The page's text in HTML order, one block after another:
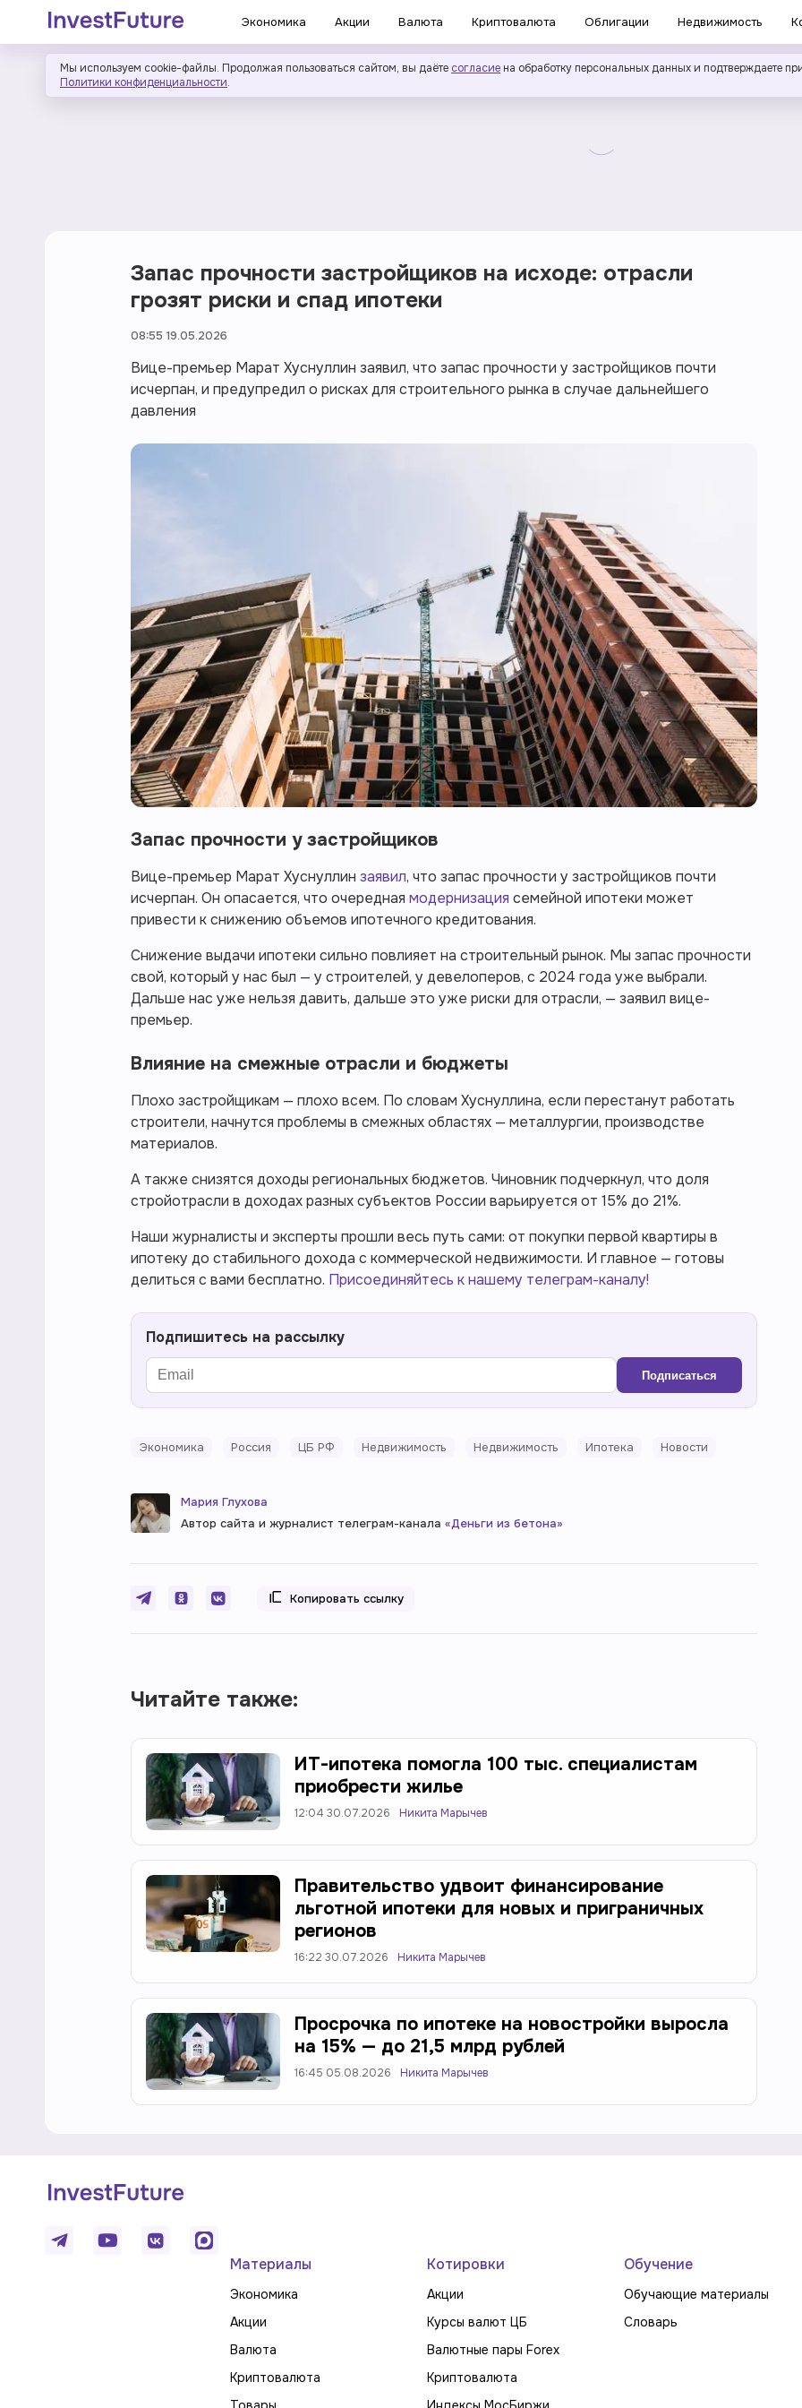
Экономика Акции Валюта Криптовалюта Облигации Недвижимость
Мы используем cookie-файлы. Продолжая пользоваться сайтом, вы даёте согласие на обработку персональных данных и подтверждаете
Политики конфиденциальности.
Запас прочности застройщиков на исходе: отрасли
грозят риски и спад ипотеки
08:55 19.05.2026
Вице-премьер Марат Хуснуллин заявил, что запас прочности у застройщиков почти
исчерпан, и предупредил о рисках для строительного рынка в случае дальнейшего
давления
Запас прочности у застройщиков
Вице-премьер Марат Хуснуллин заявил, что запас прочности у застройщиков почти
исчерпан. Он опасается, что очередная модернизация семейной ипотеки может
привести к снижению объемов ипотечного кредитования.
Снижение выдачи ипотеки сильно повлияет на строительный рынок. Мы запас прочности
свой, который у нас был — у строителей, у девелоперов, с 2024 года уже выбрали.
Дальше нас уже нельзя давить, дальше это уже риски для отрасли, — заявил вице-
премьер.
Влияние на смежные отрасли и бюджеты
Плохо застройщикам — плохо всем. По словам Хуснуллина, если перестанут работать
строители, начнутся проблемы в смежных областях — металлургии, производстве
материалов.
А также снизятся доходы региональных бюджетов. Чиновник подчеркнул, что доля
стройотрасли в доходах разных субъектов России варьируется от 15% до 21%.
Наши журналисты и эксперты прошли весь путь сами: от покупки первой квартиры в
ипотеку до стабильного дохода с коммерческой недвижимости. И главное — готовы
делиться с вами бесплатно. Присоединяйтесь к нашему телеграм-каналу!
Подпишитесь на рассылку
Подписаться
Экономика Россия ЦБ РФ Недвижимость Недвижимость Ипотека Новости
Мария Глухова
Автор сайта и журналист телеграм-канала «Деньги из бетона»
Копировать ссылку
Читайте также:
ИТ-ипотека помогла 100 тыс. специалистам
приобрести жилье
12:04 30.07.2026 Никита Марычев
Правительство удвоит финансирование
льготной ипотеки для новых и приграничных
регионов
16:22 30.07.2026 Никита Марычев
Просрочка по ипотеке на новостройки выросла
на 15% — до 21,5 млрд рублей
16:45 05.08.2026 Никита Марычев
Материалы
Экономика
Акции
Валюта
Криптовалюта
Котировки
Акции
Курсы валют ЦБ
Валютные пары Forex
Криптовалюта
Обучение
Обучающие материалы
Словарь